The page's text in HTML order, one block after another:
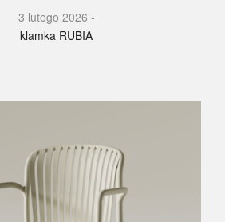
3 lutego 2026
klamka RUBIA